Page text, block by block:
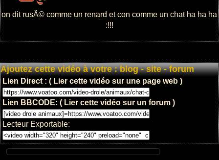
regis lave sa
alteres dans
on dit rusÃ© comme un renard et con comme un chat ha ha ha
:!!!
Ajoutez cette vidéo à votre : blog - site - forum
Lien Direct : ( Lier cette vidéo sur une page web )
Lien BBCODE: ( Lier cette vidéo sur un forum )
Lecteur Exportable: